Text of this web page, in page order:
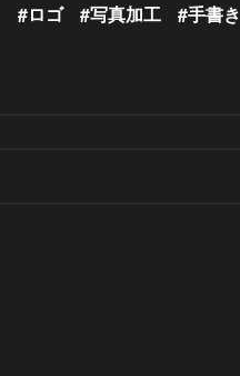
ロゴ 写真加工 手書き